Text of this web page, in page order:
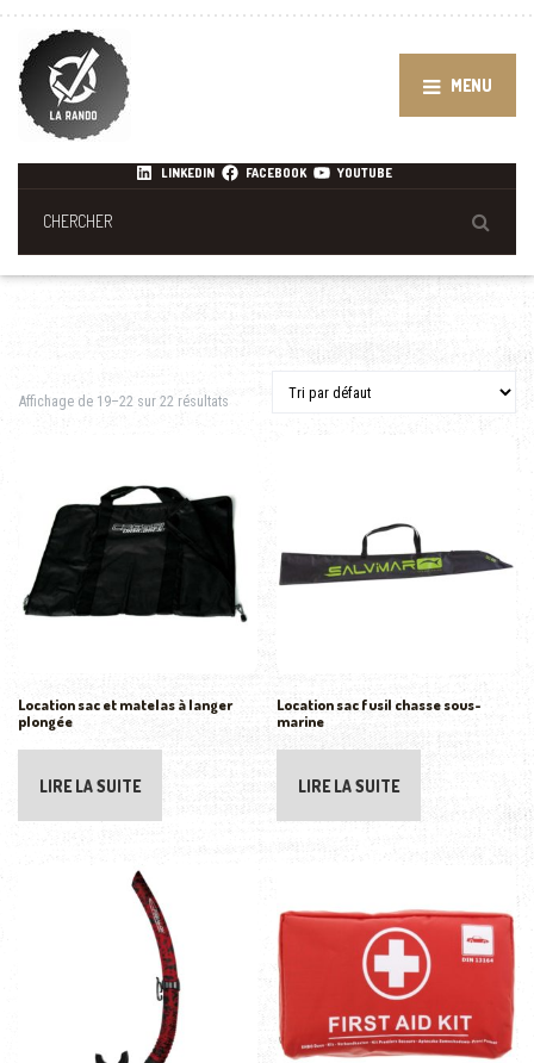
MENU
LINKEDIN FACEBOOK YOUTUBE
Affichage de 19–22 sur 22 résultats
Location sac et matelas à langer
plongée
LIRE LA SUITE
Location sac fusil chasse sous-
marine
LIRE LA SUITE